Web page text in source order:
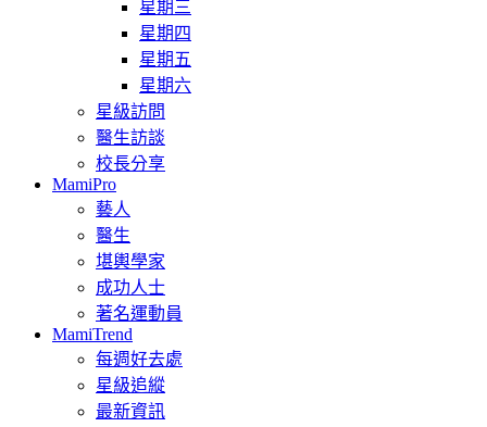
星期三
星期四
星期五
星期六
星級訪問
醫生訪談
校長分享
MamiPro
藝人
醫生
堪輿學家
成功人士
著名運動員
MamiTrend
每週好去處
星級追縱
最新資訊